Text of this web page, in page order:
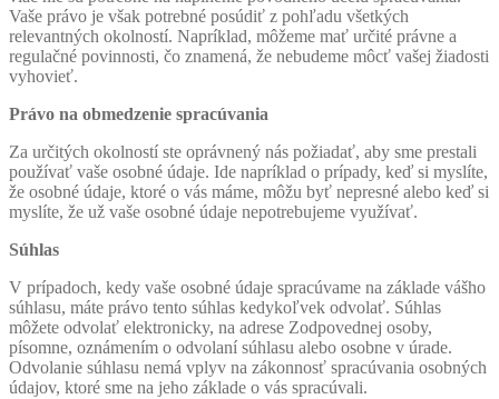
Vaše právo je však potrebné posúdiť z pohľadu všetkých
relevantných okolností. Napríklad, môžeme mať určité právne a
regulačné povinnosti, čo znamená, že nebudeme môcť vašej žiadosti
vyhovieť.
Právo na obmedzenie spracúvania
Za určitých okolností ste oprávnený nás požiadať, aby sme prestali
používať vaše osobné údaje. Ide napríklad o prípady, keď si myslíte,
že osobné údaje, ktoré o vás máme, môžu byť nepresné alebo keď si
myslíte, že už vaše osobné údaje nepotrebujeme využívať.
Súhlas
V prípadoch, kedy vaše osobné údaje spracúvame na základe vášho
súhlasu, máte právo tento súhlas kedykoľvek odvolať. Súhlas
môžete odvolať elektronicky, na adrese Zodpovednej osoby,
písomne, oznámením o odvolaní súhlasu alebo osobne v úrade.
Odvolanie súhlasu nemá vplyv na zákonnosť spracúvania osobných
údajov, ktoré sme na jeho základe o vás spracúvali.